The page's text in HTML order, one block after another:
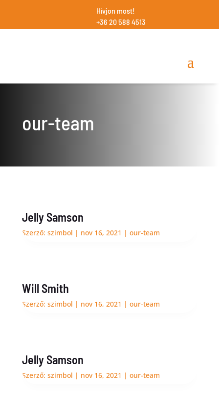
Hívjon most!
+36 20 588 4513
our-team
Jelly Samson
Szerző: szimbol | nov 16, 2021 | our-team
Will Smith
Szerző: szimbol | nov 16, 2021 | our-team
Jelly Samson
Szerző: szimbol | nov 16, 2021 | our-team